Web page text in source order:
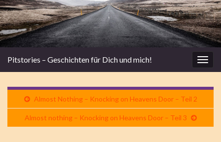
Pitstories – Geschichten für Dich und mich!
Almost Nothing – Knocking on Heavens Door – Teil 2
Almost nothing – Knocking on Heavens Door – Teil 3